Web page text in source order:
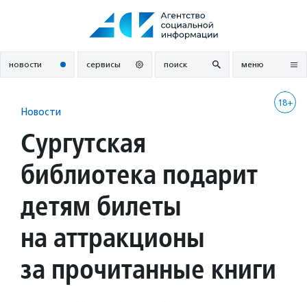
новости сервисы поиск меню
18+
Новости
Сургутская
библиотека подарит
детям билеты
на аттракционы
за прочитанные книги